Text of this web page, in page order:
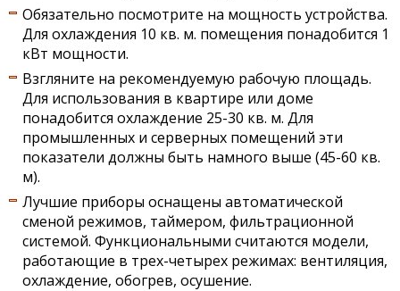
Обязательно посмотрите на мощность устройства.
Для охлаждения 10 кв. м. помещения понадобится 1
кВт мощности.
Взгляните на рекомендуемую рабочую площадь.
Для использования в квартире или доме
понадобится охлаждение 25-30 кв. м. Для
промышленных и серверных помещений эти
показатели должны быть намного выше (45-60 кв.
м).
Лучшие приборы оснащены автоматической
сменой режимов, таймером, фильтрационной
системой. Функциональными считаются модели,
работающие в трех-четырех режимах: вентиляция,
охлаждение, обогрев, осушение.